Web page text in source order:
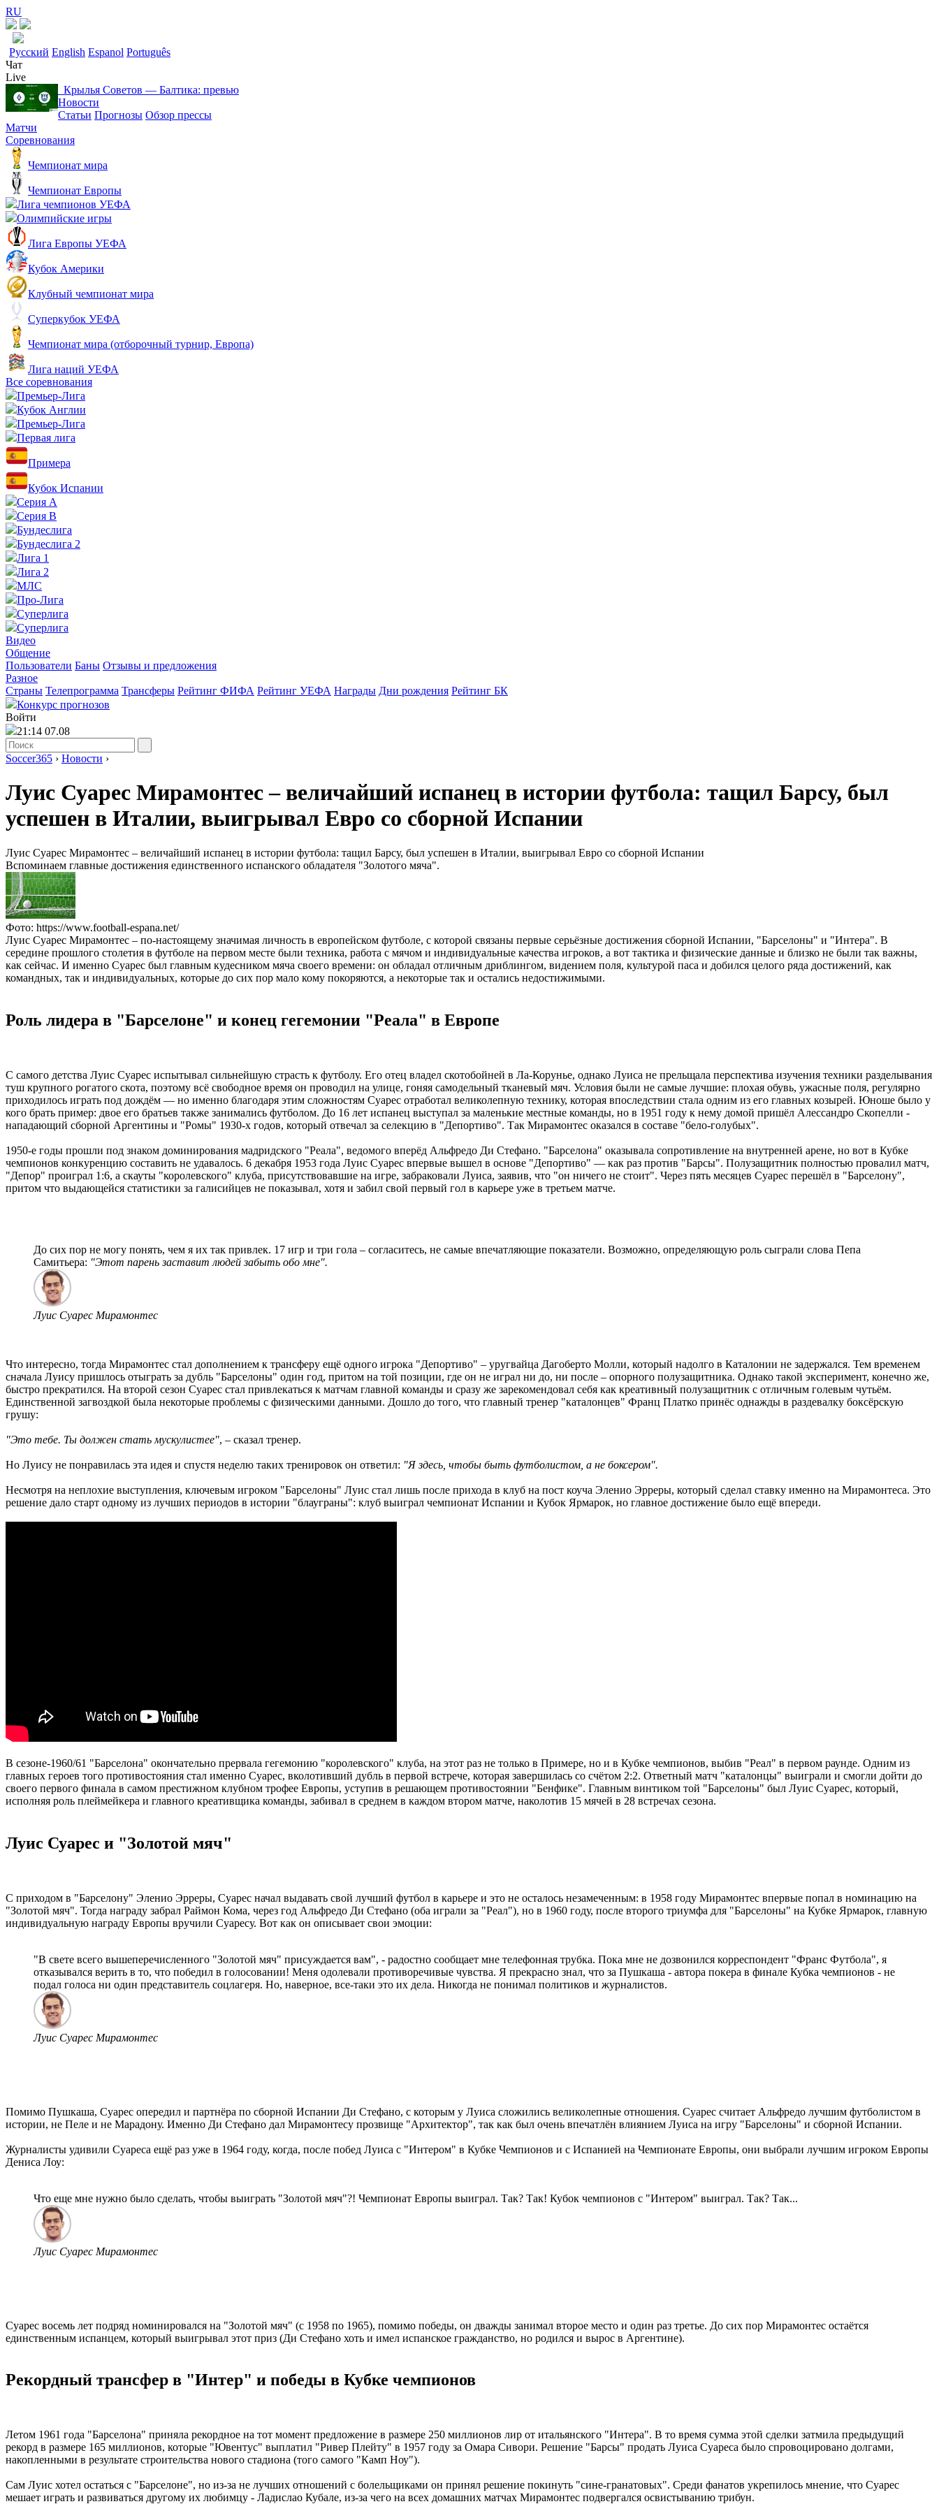
RU
Русский English Espanol Português
Чат
Live
Крылья Советов ― Балтика: превью
Новости
Статьи Прогнозы Обзор прессы
Матчи
Соревнования
Чемпионат мира
Чемпионат Европы
Лига чемпионов УЕФА
Олимпийские игры
Лига Европы УЕФА
Кубок Америки
Клубный чемпионат мира
Суперкубок УЕФА
Чемпионат мира (отборочный турнир, Европа)
Лига наций УЕФА
Все соревнования
Премьер-Лига
Кубок Англии
Премьер-Лига
Первая лига
Примера
Кубок Испании
Серия А
Серия B
Бундеслига
Бундеслига 2
Лига 1
Лига 2
МЛС
Про-Лига
Суперлига
Суперлига
Видео
Общение
Пользователи Баны Отзывы и предложения
Разное
Страны Телепрограмма Трансферы Рейтинг ФИФА Рейтинг УЕФА Награды Дни рождения Рейтинг БК
Конкурс прогнозов
Войти
21:14 07.08
Soccer365 › Новости ›
Луис Суарес Мирамонтес – величайший испанец в истории футбола: тащил Барсу, был
успешен в Италии, выигрывал Евро со сборной Испании
Луис Суарес Мирамонтес – величайший испанец в истории футбола: тащил Барсу, был успешен в Италии, выигрывал Евро со сборной Испании
Вспоминаем главные достижения единственного испанского обладателя "Золотого мяча".
Фото: https://www.football-espana.net/
Луис Суарес Мирамонтес – по-настоящему значимая личность в европейском футболе, с которой связаны первые серьёзные достижения сборной Испании, "Барселоны" и "Интера". В
середине прошлого столетия в футболе на первом месте были техника, работа с мячом и индивидуальные качества игроков, а вот тактика и физические данные и близко не были так важны,
как сейчас. И именно Суарес был главным кудесником мяча своего времени: он обладал отличным дриблингом, видением поля, культурой паса и добился целого ряда достижений, как
командных, так и индивидуальных, которые до сих пор мало кому покоряются, а некоторые так и остались недостижимыми.
Роль лидера в "Барселоне" и конец гегемонии "Реала" в Европе
С самого детства Луис Суарес испытывал сильнейшую страсть к футболу. Его отец владел скотобойней в Ла-Корунье, однако Луиса не прельщала перспектива изучения техники разделывания
туш крупного рогатого скота, поэтому всё свободное время он проводил на улице, гоняя самодельный тканевый мяч. Условия были не самые лучшие: плохая обувь, ужасные поля, регулярно
приходилось играть под дождём — но именно благодаря этим сложностям Суарес отработал великолепную технику, которая впоследствии стала одним из его главных козырей. Юноше было у
кого брать пример: двое его братьев также занимались футболом. До 16 лет испанец выступал за маленькие местные команды, но в 1951 году к нему домой пришёл Алессандро Скопелли -
нападающий сборной Аргентины и "Ромы" 1930-х годов, который отвечал за селекцию в "Депортиво". Так Мирамонтес оказался в составе "бело-голубых".
1950-е годы прошли под знаком доминирования мадридского "Реала", ведомого вперёд Альфредо Ди Стефано. "Барселона" оказывала сопротивление на внутренней арене, но вот в Кубке
чемпионов конкуренцию составить не удавалось. 6 декабря 1953 года Луис Суарес впервые вышел в основе "Депортиво" — как раз против "Барсы". Полузащитник полностью провалил матч,
"Депор" проиграл 1:6, а скауты "королевского" клуба, присутствовавшие на игре, забраковали Луиса, заявив, что "он ничего не стоит". Через пять месяцев Суарес перешёл в "Барселону",
притом что выдающейся статистики за галисийцев не показывал, хотя и забил свой первый гол в карьере уже в третьем матче.
До сих пор не могу понять, чем я их так привлек. 17 игр и три гола – согласитесь, не самые впечатляющие показатели. Возможно, определяющую роль сыграли слова Пепа
Самитьера: "Этот парень заставит людей забыть обо мне".
Луис Суарес Мирамонтес
Что интересно, тогда Мирамонтес стал дополнением к трансферу ещё одного игрока "Депортиво" – уругвайца Дагоберто Молли, который надолго в Каталонии не задержался. Тем временем
сначала Луису пришлось отыграть за дубль "Барселоны" один год, притом на той позиции, где он не играл ни до, ни после – опорного полузащитника. Однако такой эксперимент, конечно же,
быстро прекратился. На второй сезон Суарес стал привлекаться к матчам главной команды и сразу же зарекомендовал себя как креативный полузащитник с отличным голевым чутьём.
Единственной загвоздкой была некоторые проблемы с физическими данными. Дошло до того, что главный тренер "каталонцев" Франц Платко принёс однажды в раздевалку боксёрскую
грушу:
"Это тебе. Ты должен стать мускулистее", – сказал тренер.
Но Луису не понравилась эта идея и спустя неделю таких тренировок он ответил: "Я здесь, чтобы быть футболистом, а не боксером".
Несмотря на неплохие выступления, ключевым игроком "Барселоны" Луис стал лишь после прихода в клуб на пост коуча Эленио Эрреры, который сделал ставку именно на Мирамонтеса. Это
решение дало старт одному из лучших периодов в истории "блауграны": клуб выиграл чемпионат Испании и Кубок Ярмарок, но главное достижение было ещё впереди.
В сезоне-1960/61 "Барселона" окончательно прервала гегемонию "королевского" клуба, на этот раз не только в Примере, но и в Кубке чемпионов, выбив "Реал" в первом раунде. Одним из
главных героев того противостояния стал именно Суарес, вколотивший дубль в первой встрече, которая завершилась со счётом 2:2. Ответный матч "каталонцы" выиграли и смогли дойти до
своего первого финала в самом престижном клубном трофее Европы, уступив в решающем противостоянии "Бенфике". Главным винтиком той "Барселоны" был Луис Суарес, который,
исполняя роль плеймейкера и главного креативщика команды, забивал в среднем в каждом втором матче, наколотив 15 мячей в 28 встречах сезона.
Луис Суарес и "Золотой мяч"
С приходом в "Барселону" Эленио Эрреры, Суарес начал выдавать свой лучший футбол в карьере и это не осталось незамеченным: в 1958 году Мирамонтес впервые попал в номинацию на
"Золотой мяч". Тогда награду забрал Раймон Кома, через год Альфредо Ди Стефано (оба играли за "Реал"), но в 1960 году, после второго триумфа для "Барселоны" на Кубке Ярмарок, главную
индивидуальную награду Европы вручили Суаресу. Вот как он описывает свои эмоции:
"В свете всего вышеперечисленного "Золотой мяч" присуждается вам", - радостно сообщает мне телефонная трубка. Пока мне не дозвонился корреспондент "Франс Футбола", я
отказывался верить в то, что победил в голосовании! Меня одолевали противоречивые чувства. Я прекрасно знал, что за Пушкаша - автора покера в финале Кубка чемпионов - не
подал голоса ни один представитель соцлагеря. Но, наверное, все-таки это их дела. Никогда не понимал политиков и журналистов.
Луис Суарес Мирамонтес
Помимо Пушкаша, Суарес опередил и партнёра по сборной Испании Ди Стефано, с которым у Луиса сложились великолепные отношения. Суарес считает Альфредо лучшим футболистом в
истории, не Пеле и не Марадону. Именно Ди Стефано дал Мирамонтесу прозвище "Архитектор", так как был очень впечатлён влиянием Луиса на игру "Барселоны" и сборной Испании.
Журналисты удивили Суареса ещё раз уже в 1964 году, когда, после побед Луиса с "Интером" в Кубке Чемпионов и с Испанией на Чемпионате Европы, они выбрали лучшим игроком Европы
Дениса Лоу:
Что еще мне нужно было сделать, чтобы выиграть "Золотой мяч"?! Чемпионат Европы выиграл. Так? Так! Кубок чемпионов с "Интером" выиграл. Так? Так...
Луис Суарес Мирамонтес
Суарес восемь лет подряд номинировался на "Золотой мяч" (с 1958 по 1965), помимо победы, он дважды занимал второе место и один раз третье. До сих пор Мирамонтес остаётся
единственным испанцем, который выигрывал этот приз (Ди Стефано хоть и имел испанское гражданство, но родился и вырос в Аргентине).
Рекордный трансфер в "Интер" и победы в Кубке чемпионов
Летом 1961 года "Барселона" приняла рекордное на тот момент предложение в размере 250 миллионов лир от итальянского "Интера". В то время сумма этой сделки затмила предыдущий
рекорд в размере 165 миллионов, которые "Ювентус" выплатил "Ривер Плейту" в 1957 году за Омара Сивори. Решение "Барсы" продать Луиса Суареса было спровоцировано долгами,
накопленными в результате строительства нового стадиона (того самого "Камп Ноу").
Сам Луис хотел остаться с "Барселоне", но из-за не лучших отношений с болельщиками он принял решение покинуть "сине-гранатовых". Среди фанатов укрепилось мнение, что Суарес
мешает играть и развиваться другому их любимцу - Ладислао Кубале, из-за чего на всех домашних матчах Мирамонтес подвергался освистыванию трибун.